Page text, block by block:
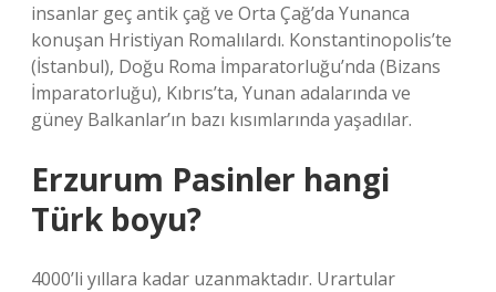
insanlar geç antik çağ ve Orta Çağ’da Yunanca
konuşan Hristiyan Romalılardı. Konstantinopolis’te
(İstanbul), Doğu Roma İmparatorluğu’nda (Bizans
İmparatorluğu), Kıbrıs’ta, Yunan adalarında ve
güney Balkanlar’ın bazı kısımlarında yaşadılar.
Erzurum Pasinler hangi
Türk boyu?
4000’li yıllara kadar uzanmaktadır. Urartular